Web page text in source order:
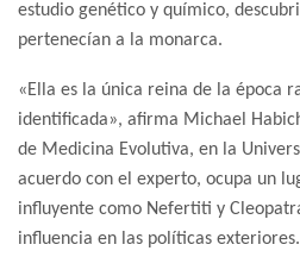
estudio genético y químico,
pertenecían a la monarca.
«Ella es la única reina de la época
identificada», afirma Michael
de Medicina Evolutiva, en la
acuerdo con el experto, ocupa un
influyente como Nefertiti y
influencia en las políticas exteriores.